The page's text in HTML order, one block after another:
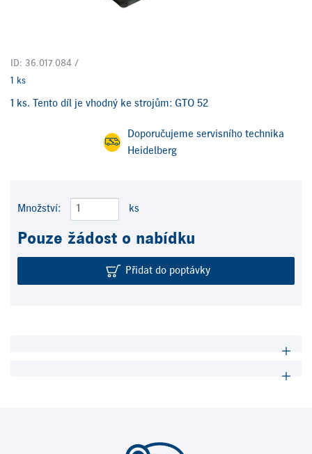
ID: 36.017.084 /
1 ks
1 ks. Tento díl je vhodný ke strojům: GTO 52
Doporučujeme servisního technika
Heidelberg
Množství: ks
Pouze žádost o nabídku
Přidat do poptávky